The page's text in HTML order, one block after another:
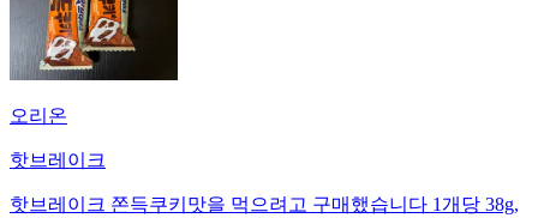
오리온
핫브레이크
핫브레이크 쫀득쿠키맛을 먹으려고 구매했습니다 1개당 38g,